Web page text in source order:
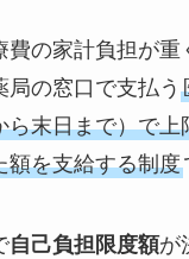
の家計負担が重
局の窓口で支払う
ら末日まで）で上
額を支給する制度
自己負担限度額が